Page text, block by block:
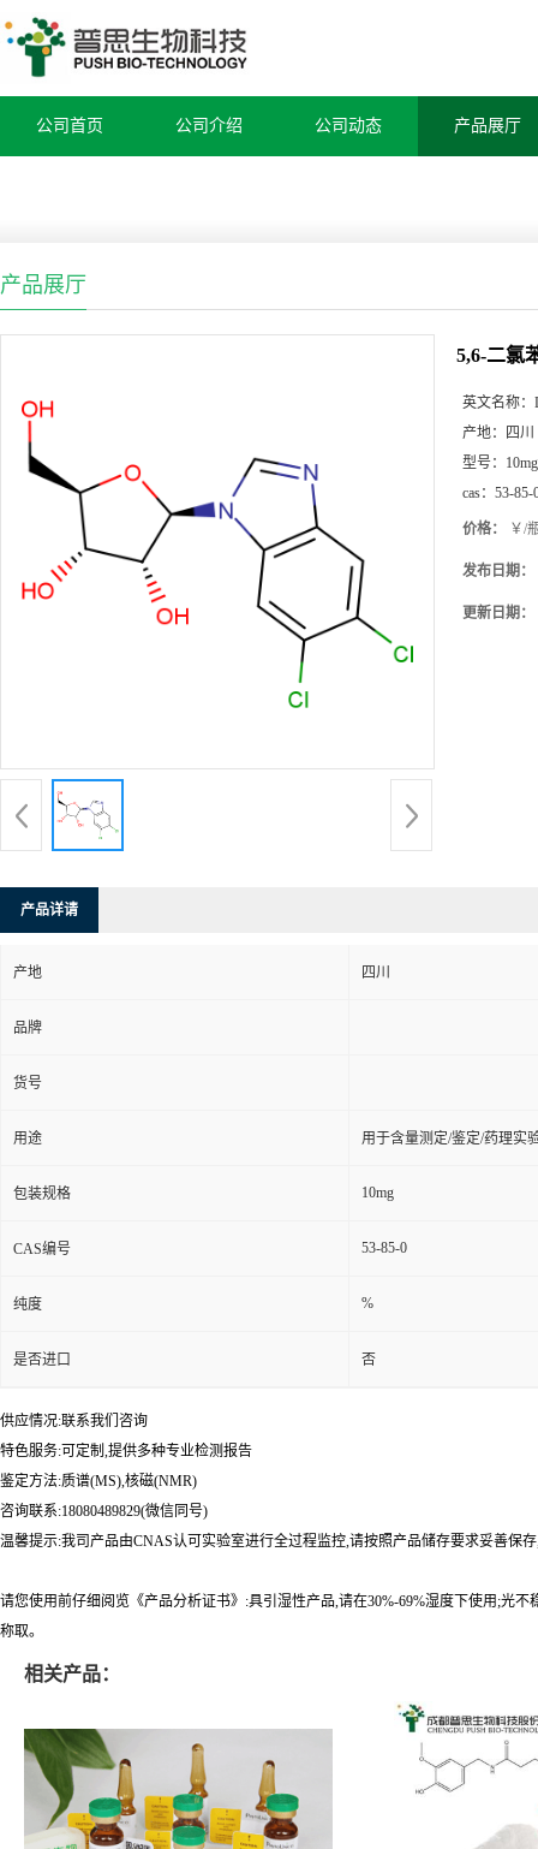
公司首页 公司介绍 公司动态 产品展厅
产品展厅
5,6-二氯
英文名称：
产地：
四川
型号： 10mg
cas： 53-85-
价格： ￥/
发布日期：
更新日期：
产品详请
产地 四川
品牌
货号
用途 用于含量测定/鉴定/药理实
包装规格 10mg
CAS编号 53-85-0
纯度 %
是否进口 否
供应情况:联系我们咨询
特色服务:可定制,提供多种专业检测报告
鉴定方法:质谱(MS),核磁(NMR)
咨询联系:18080489829(微信同号)
温馨提示:我司产品由CNAS认可实验室进行全过程监控,请按照产品储存要求妥善保
请您使用前仔细阅览《产品分析证书》:具引湿性产品,请在30%-69%湿度下使用;光
称取。
相关产品：